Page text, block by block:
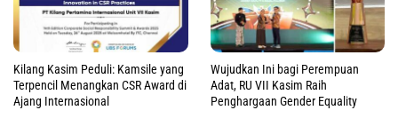
Kilang Kasim Peduli: Kamsile yang
Terpencil Menangkan CSR Award di
Ajang Internasional
Wujudkan Ini bagi Perempuan
Adat, RU VII Kasim Raih
Penghargaan Gender Equality